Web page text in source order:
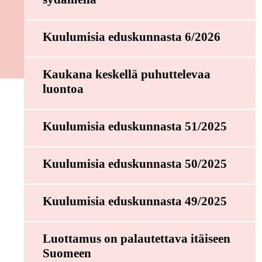
Kuulumisia eduskunnasta 6/2026
Kaukana keskellä puhuttelevaa
luontoa
Kuulumisia eduskunnasta 51/2025
Kuulumisia eduskunnasta 50/2025
Kuulumisia eduskunnasta 49/2025
Luottamus on palautettava itäiseen
Suomeen